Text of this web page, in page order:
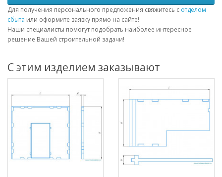
Для получения персонального предложения свяжитесь с отделом
сбыта или оформите заявку прямо на сайте!
Наши специалисты помогут подобрать наиболее интересное
решение Вашей строительной задачи!
С этим изделием заказывают